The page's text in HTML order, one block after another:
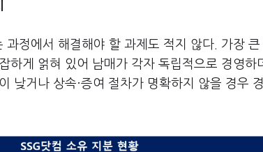
정에서 해결해야 할 과제도 적지 않다. 가장
하게 얽혀 있어 남매가 각자 독립적으로 경영하
낮거나 상속·증여 절차가 명확하지 않을 경우